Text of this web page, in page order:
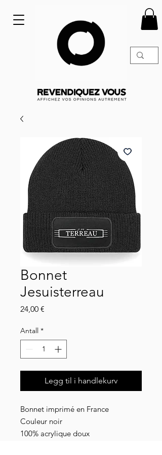
Bonnet
Jesuisterreau
24,00 €
Antall *
Legg til i handlekurv
Bonnet imprimé en France
Couleur noir
100% acrylique doux